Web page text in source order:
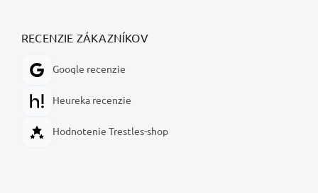
RECENZIE ZÁKAZNÍKOV
Google recenzie
Heureka recenzie
Hodnotenie Trestles-shop